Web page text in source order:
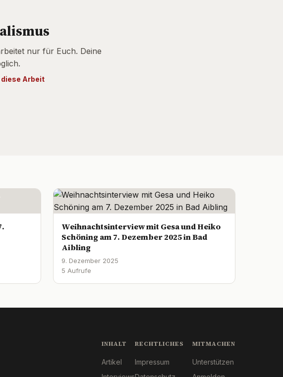
nur für Euch. Deine
Arbeit
Weihnachtsinterview mit Gesa und Heiko
Schöning am 7. Dezember 2025 in Bad
Aibling
9. Dezember 2025
5 Aufrufe
INHALT
Artikel
RECHTLICHES
Impressum
MITMACHEN
Unterstützen